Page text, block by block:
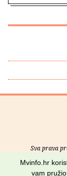
Sva prava
O nama
Mvinfo.hr
vam